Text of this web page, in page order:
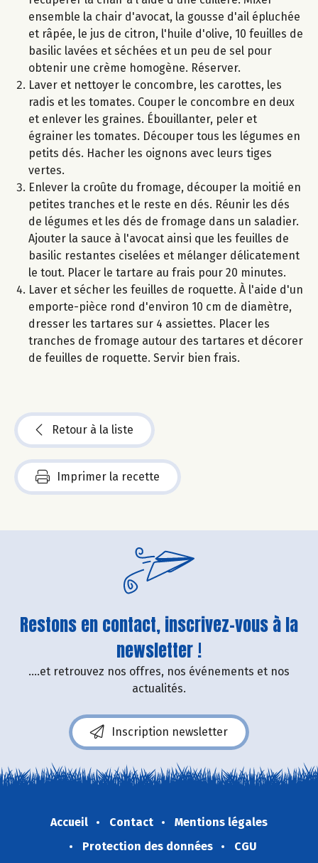
ensemble la chair d'avocat, la gousse d'ail épluchée
et râpée, le jus de citron, l'huile d'olive, 10 feuilles de
basilic lavées et séchées et un peu de sel pour
obtenir une crème homogène. Réserver.
Laver et nettoyer le concombre, les carottes, les
radis et les tomates. Couper le concombre en deux
et enlever les graines. Ébouillanter, peler et
égrainer les tomates. Découper tous les légumes en
petits dés. Hacher les oignons avec leurs tiges
vertes.
Enlever la croûte du fromage, découper la moitié en
petites tranches et le reste en dés. Réunir les dés
de légumes et les dés de fromage dans un saladier.
Ajouter la sauce à l'avocat ainsi que les feuilles de
basilic restantes ciselées et mélanger délicatement
le tout. Placer le tartare au frais pour 20 minutes.
Laver et sécher les feuilles de roquette. À l'aide d'un
emporte-pièce rond d'environ 10 cm de diamètre,
dresser les tartares sur 4 assiettes. Placer les
tranches de fromage autour des tartares et décorer
de feuilles de roquette. Servir bien frais.
Retour à la liste
Imprimer la recette
Restons en contact, inscrivez-vous à la
newsletter !
....et retrouvez nos offres, nos événements et nos
actualités.
Inscription newsletter
Accueil Contact
Mentions légales
Protection des données
CGU